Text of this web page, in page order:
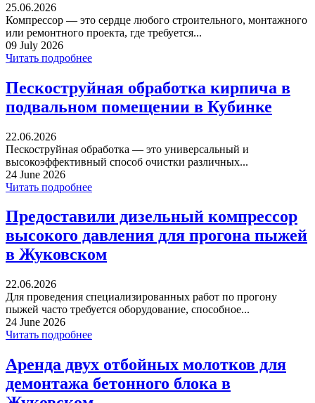
25.06.2026
Компрессор — это сердце любого строительного, монтажного
или ремонтного проекта, где требуется...
09 July 2026
Читать подробнее
Пескоструйная обработка кирпича в
подвальном помещении в Кубинке
22.06.2026
Пескоструйная обработка — это универсальный и
высокоэффективный способ очистки различных...
24 June 2026
Читать подробнее
Предоставили дизельный компрессор
высокого давления для прогона пыжей
в Жуковском
22.06.2026
Для проведения специализированных работ по прогону
пыжей часто требуется оборудование, способное...
24 June 2026
Читать подробнее
Аренда двух отбойных молотков для
демонтажа бетонного блока в